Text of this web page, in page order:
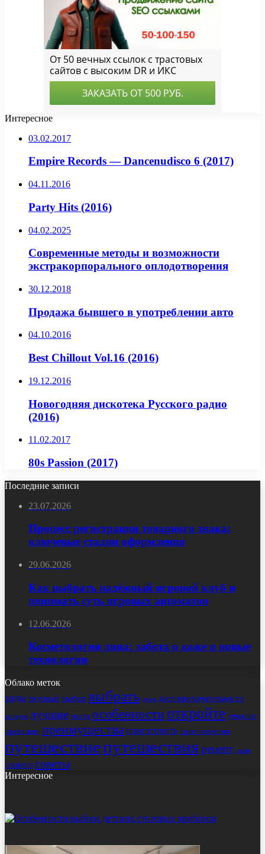
Интересное
03.02.2017
Empire Records — Dancenudisco 6 (2017)
04.11.2016
Party Hits (2016)
04.02.2025
Современные методы и возможности
экстракорпорального оплодотворения
30.12.2018
Продажа бывшего в употреблении авто
04.10.2016
Best Chillout Vol.16 (2016)
19.12.2016
Новогодняя дискотека Русского радио
(2016)
11.02.2017
80s Passion (2017)
Последние записи
23.07.2026
Процесс регистрации товарного знака:
ключевые стадии оформления
29.06.2026
Как выбрать надёжный игровой клуб и
понимать суть игровых автоматов
12.06.2026
Косметология лица: забота о коже и новые
технологии
Облако меток
виды вкусный выбор выбрать дома достопримечательности
история лучшие места особенности откройте открытие
правильно преимущества приготовить приготовления
путешествиепутешествиярецепт салат
секреты советы
Интересное